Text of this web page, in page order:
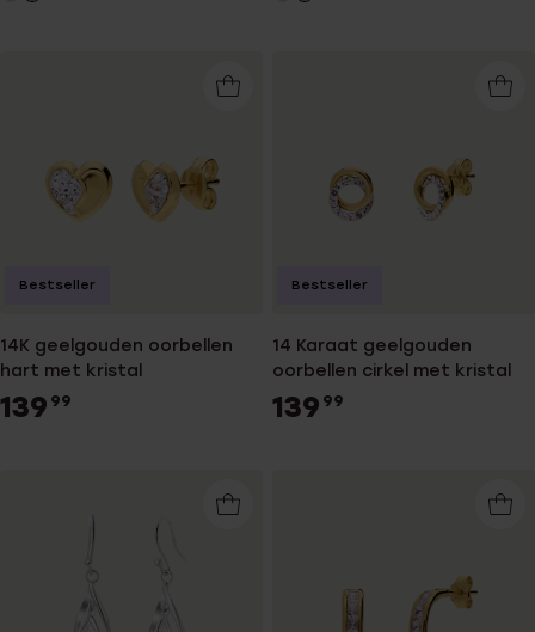
14K geelgouden oorbellen
hart met kristal
139 99
Bestseller
14 Karaat geelgouden
oorbellen cirkel met kristal
139 99
Bestseller